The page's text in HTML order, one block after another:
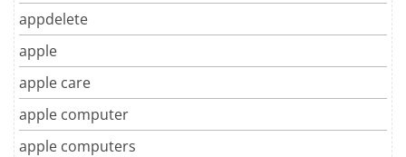
appdelete
apple
apple care
apple computer
apple computers